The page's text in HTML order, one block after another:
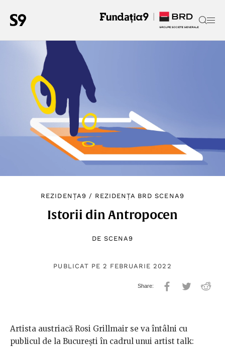
REZIDENȚA9 / REZIDENȚA BRD SCENA9
Istorii din Antropocen
DE SCENA9
PUBLICAT PE 2 FEBRUARIE 2022
Artista austriacă Rosi Grillmair se va întâlni cu
publicul de la București în cadrul unui artist talk: